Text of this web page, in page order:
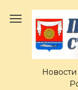
содержанию